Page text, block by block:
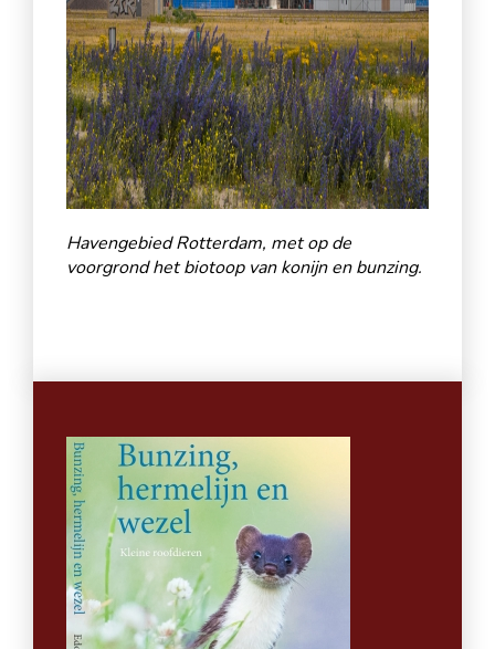
Havengebied Rotterdam, met op de
voorgrond het biotoop van konijn en bunzing.